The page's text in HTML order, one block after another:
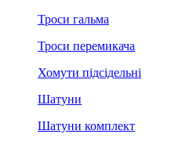
Троси гальма
Троси перемикача
Хомути підсідельні
Шатуни
Шатуни комплект